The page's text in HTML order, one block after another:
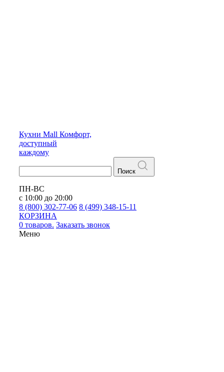
Кухни Mall Комфорт,
доступный
каждому
Поиск
ПН-ВС
с 10:00 до 20:00
8 (800) 302-77-06 8 (499) 348-15-11
КОРЗИНА
0 товаров. Заказать звонок
Меню